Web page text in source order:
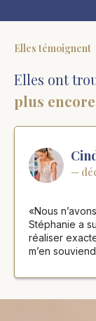
Elles témoignent
Elles ont
plus encore
—
«Nous
Stéphanie a
réaliser
m’en